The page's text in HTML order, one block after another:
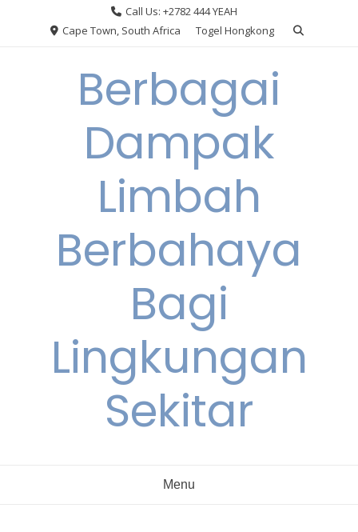
Call Us: +2782 444 YEAH
Cape Town, South Africa
Togel Hongkong
Berbagai
Dampak
Limbah
Berbahaya
Bagi
Lingkungan
Sekitar
Menu